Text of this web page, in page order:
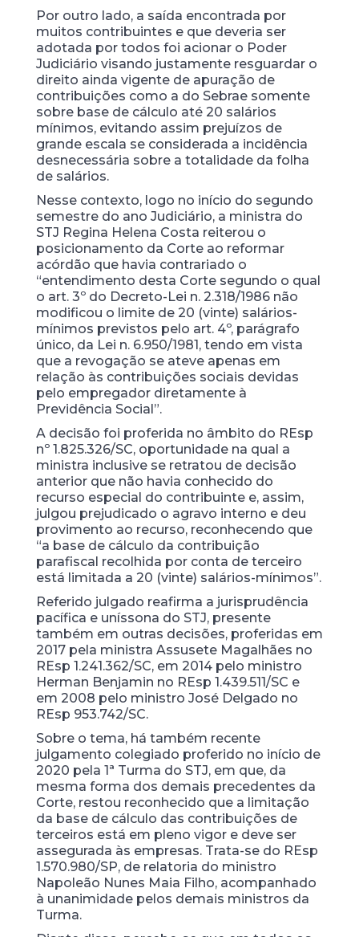
Por outro lado, a saída encontrada por
muitos contribuintes e que deveria ser
adotada por todos foi acionar o Poder
Judiciário visando justamente resguardar o
direito ainda vigente de apuração de
contribuições como a do Sebrae somente
sobre base de cálculo até 20 salários
mínimos, evitando assim prejuízos de
grande escala se considerada a incidência
desnecessária sobre a totalidade da folha
de salários.
Nesse contexto, logo no início do segundo
semestre do ano Judiciário, a ministra do
STJ Regina Helena Costa reiterou o
posicionamento da Corte ao reformar
acórdão que havia contrariado o
“entendimento desta Corte segundo o qual
o art. 3º do Decreto-Lei n. 2.318/1986 não
modificou o limite de 20 (vinte) salários-
mínimos previstos pelo art. 4º, parágrafo
único, da Lei n. 6.950/1981, tendo em vista
que a revogação se ateve apenas em
relação às contribuições sociais devidas
pelo empregador diretamente à
Previdência Social”.
A decisão foi proferida no âmbito do REsp
nº 1.825.326/SC, oportunidade na qual a
ministra inclusive se retratou de decisão
anterior que não havia conhecido do
recurso especial do contribuinte e, assim,
julgou prejudicado o agravo interno e deu
provimento ao recurso, reconhecendo que
“a base de cálculo da contribuição
parafiscal recolhida por conta de terceiro
está limitada a 20 (vinte) salários-mínimos”.
Referido julgado reafirma a jurisprudência
pacífica e uníssona do STJ, presente
também em outras decisões, proferidas em
2017 pela ministra Assusete Magalhães no
REsp 1.241.362/SC, em 2014 pelo ministro
Herman Benjamin no REsp 1.439.511/SC e
em 2008 pelo ministro José Delgado no
REsp 953.742/SC.
Sobre o tema, há também recente
julgamento colegiado proferido no início de
2020 pela 1ª Turma do STJ, em que, da
mesma forma dos demais precedentes da
Corte, restou reconhecido que a limitação
da base de cálculo das contribuições de
terceiros está em pleno vigor e deve ser
assegurada às empresas. Trata-se do REsp
1.570.980/SP, de relatoria do ministro
Napoleão Nunes Maia Filho, acompanhado
à unanimidade pelos demais ministros da
Turma.